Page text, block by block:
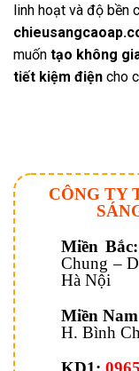
linh hoạt và độ bền
muốn tạo không
tiết kiệm điện cho
CÔNG TY
Miền Bắc:
Chung –
Hà Nội
Miền
H. Bình